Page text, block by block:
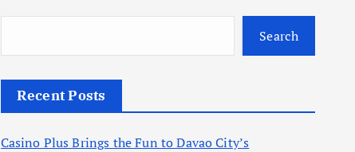
Search
Recent Posts
Casino Plus Brings the Fun to Davao City’s